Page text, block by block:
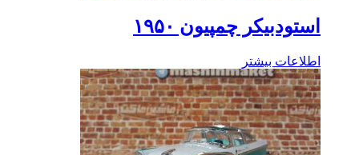
استودبیکر چمپیون ۱۹۵۰
اطلاعات بیشتر